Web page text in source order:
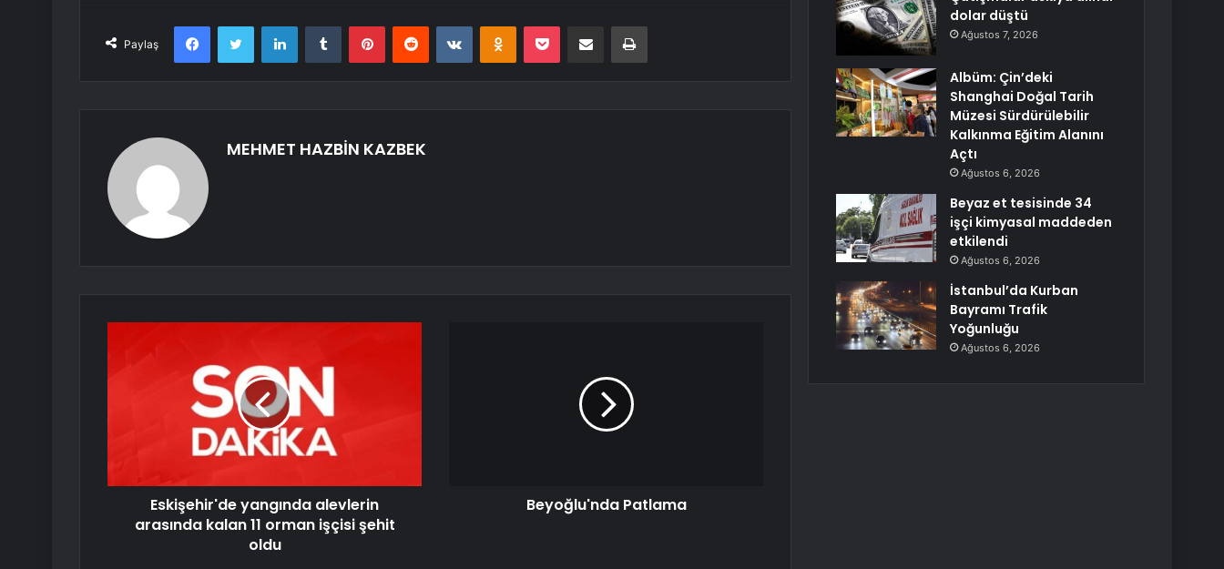
Paylaş
FacebookTwitter LinkedInTumblr PinterestReddit VKontakteOdnoklassniki
Pocket E-Posta ile paylaş Yazdır
MEHMET HAZBİN KAZBEK
Eskişehir'de yangında alevlerin
arasında kalan 11 orman işçisi şehit
oldu
Beyoğlu'nda Patlama
dolar düştü
Ağustos 7, 2026
Albüm: Çin’deki
Shanghai Doğal Tarih
Müzesi Sürdürülebilir
Kalkınma Eğitim Alanını
Açtı
Ağustos 6, 2026
Beyaz et tesisinde 34
işçi kimyasal maddeden
etkilendi
Ağustos 6, 2026
İstanbul’da Kurban
Bayramı Trafik
Yoğunluğu
Ağustos 6, 2026